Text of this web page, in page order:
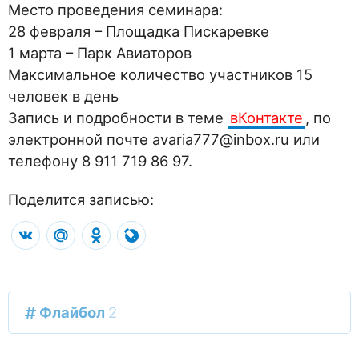
Место проведения семинара:
28 февраля – Площадка Пискаревке
1 марта – Парк Авиаторов
Максимальное количество участников 15
человек в день
Запись и подробности в теме вКонтакте , по
электронной почте avaria777@inbox.ru или
телефону 8 911 719 86 97.
Поделится записью:
VK Mail.RuOdnoklassniki
Флайбол 2